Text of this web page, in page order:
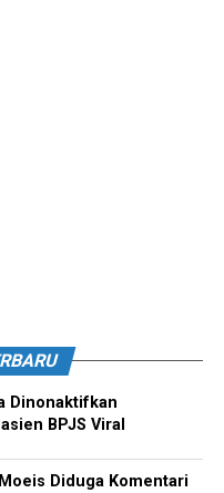
Dinonaktifkan
BPJS Viral
Diduga Komentari